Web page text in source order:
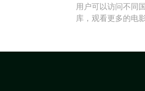
用户可以访问不同
库，观看更多的电